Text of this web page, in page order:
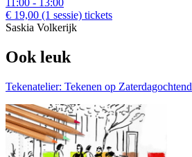
11:00 - 13:00
€ 19,00 (1 sessie) tickets
Saskia Volkerijk
Ook leuk
Tekenatelier: Tekenen op Zaterdagochtend